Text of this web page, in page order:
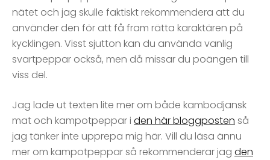
nätet och jag skulle faktiskt rekommendera att du
använder den för att få fram rätta karaktären på
kycklingen. Visst sjutton kan du använda vanlig
svartpeppar också, men då missar du poängen till
viss del.
Jag lade ut texten lite mer om både kambodjansk
mat och kampotpeppar i den här bloggposten så
jag tänker inte upprepa mig här. Vill du läsa ännu
mer om kampotpeppar så rekommenderar jag den